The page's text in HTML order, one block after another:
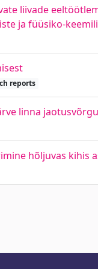
liivade
ja füüsiko-
reports
linna
hõljuvas kihis